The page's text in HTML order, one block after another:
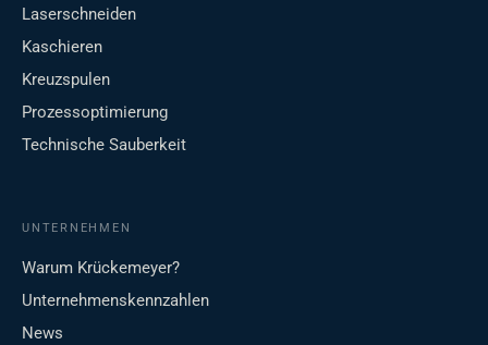
Laserschneiden
Kaschieren
Kreuzspulen
Prozessoptimierung
Technische Sauberkeit
UNTERNEHMEN
Warum Krückemeyer?
Unternehmenskennzahlen
News